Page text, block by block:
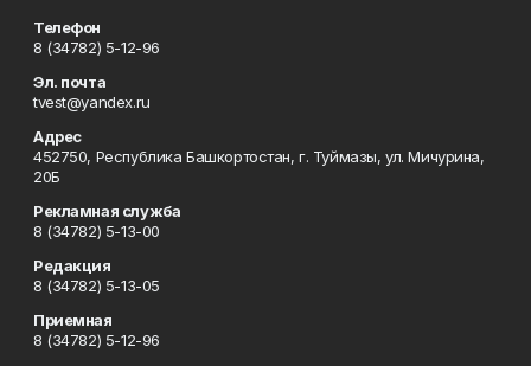
Телефон
8 (34782) 5-12-96
Эл. почта
tvest@yandex.ru
Адрес
452750, Республика Башкортостан, г. Туймазы, ул. Мичурина,
20Б
Рекламная служба
8 (34782) 5-13-00
Редакция
8 (34782) 5-13-05
Приемная
8 (34782) 5-12-96